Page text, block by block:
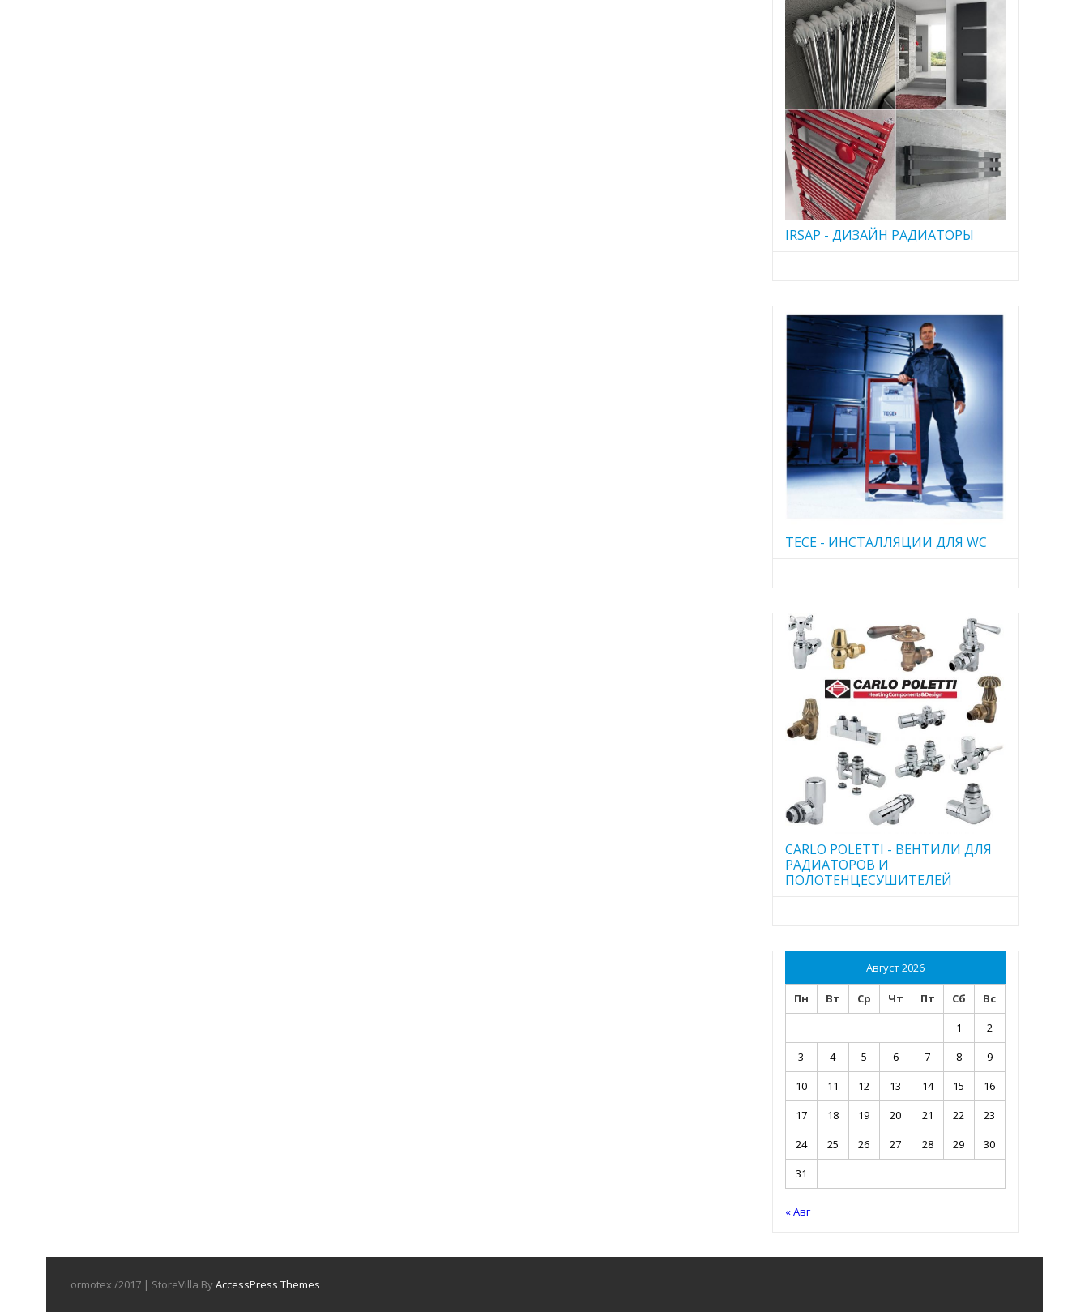
IRSAP - ДИЗАЙН РАДИАТОРЫ
TECE - ИНСТАЛЛЯЦИИ ДЛЯ WC
CARLO POLETTI - ВЕНТИЛИ ДЛЯ
РАДИАТОРОВ И
ПОЛОТЕНЦЕСУШИТЕЛЕЙ
Август 2026
Пн Вт Ср Чт Пт Сб
Вс
1
2
3
4 5 6 7 8
9
10
11 12 13 14 15
16
17
18 19 20 21 22
23
24
25 26 27 28 29
30
31
« Авг
ormotex /2017 | StoreVilla ByAccessPress Themes